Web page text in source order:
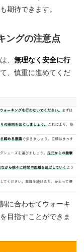
期待できます。
ングの注意点
、 無理なく安全に行
、慎重に進めてくだ
に合わせてウォーキ
目指すことができま